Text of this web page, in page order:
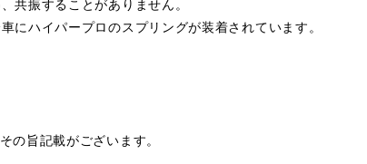
共振することがありません。
にハイパープロのスプリングが装着されています。
の旨記載がございます。